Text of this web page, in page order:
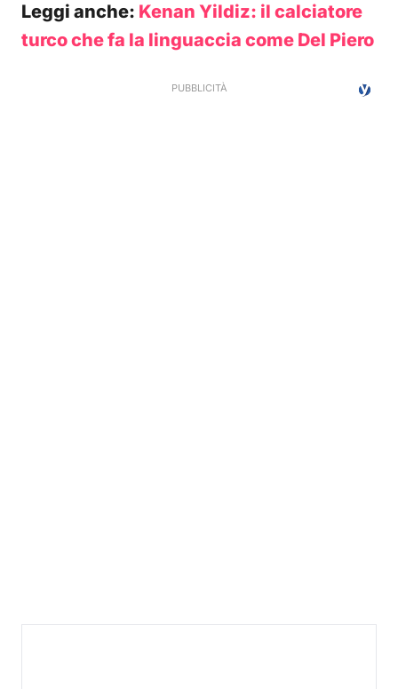
Leggi anche: Kenan Yildiz: il calciatore
turco che fa la linguaccia come Del Piero